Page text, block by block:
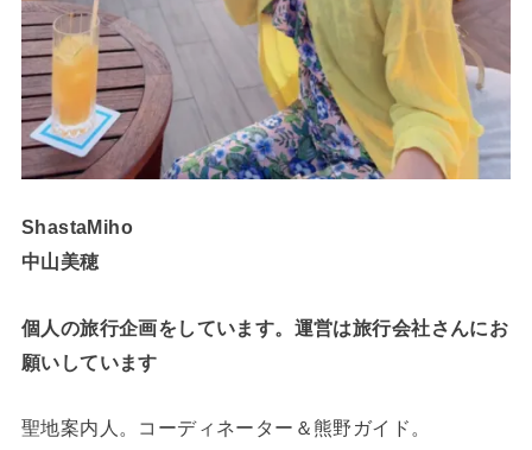
ShastaMiho
中山美穂
個人の旅行企画をしています。運営は旅行会社さんにお
願いしています
聖地案内人。コーディネーター＆熊野ガイド。